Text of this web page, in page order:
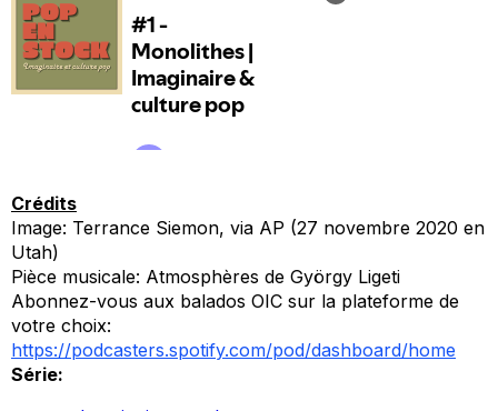
Crédits
Image: Terrance Siemon, via AP (27 novembre 2020 en
Utah)
Pièce musicale: Atmosphères de György Ligeti
Abonnez-vous aux balados OIC sur la plateforme de
votre choix:
https://podcasters.spotify.com/pod/dashboard/home
Série: